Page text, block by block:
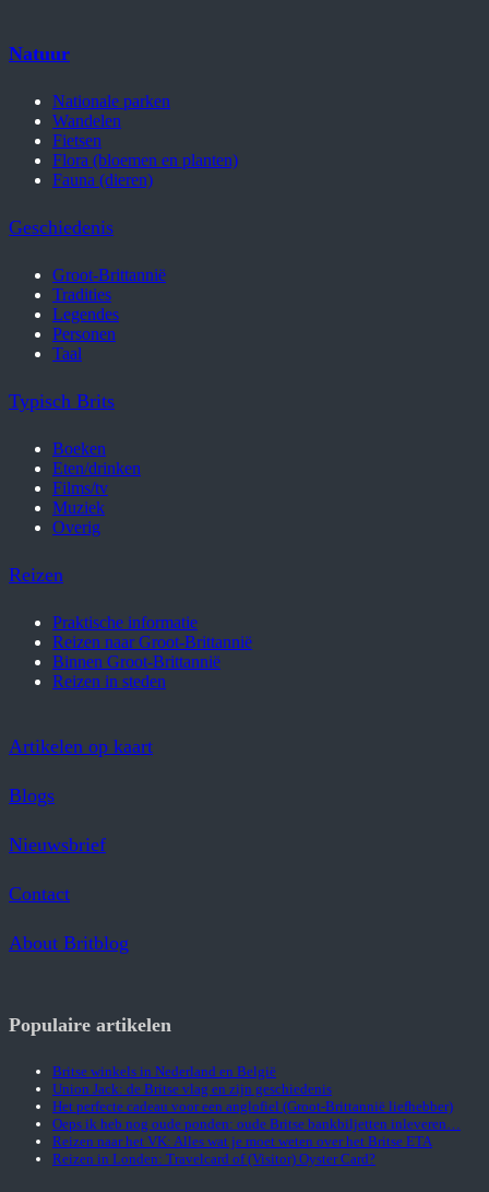
Natuur
Nationale parken
Wandelen
Fietsen
Flora (bloemen en planten)
Fauna (dieren)
Geschiedenis
Groot-Brittannië
Tradities
Legendes
Personen
Taal
Typisch Brits
Boeken
Eten/drinken
Films/tv
Muziek
Overig
Reizen
Praktische informatie
Reizen naar Groot-Brittannië
Binnen Groot-Brittannië
Reizen in steden
Artikelen op kaart
Blogs
Nieuwsbrief
Contact
About Britblog
Populaire artikelen
Britse winkels in Nederland en België
Union Jack: de Britse vlag en zijn geschiedenis
Het perfecte cadeau voor een anglofiel (Groot-Brittannië liefhebber)
Oeps ik heb nog oude ponden: oude Britse bankbiljetten inleveren…
Reizen naar het VK: Alles wat je moet weten over het Britse ETA
Reizen in Londen: Travelcard of (Visitor) Oyster Card?